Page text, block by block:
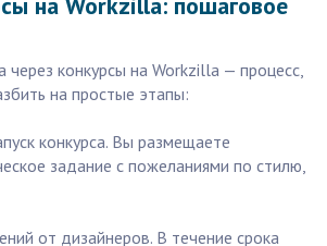
через конкурсы на Workzilla — процесс,
на простые этапы:
конкурса. Вы размещаете
задание с пожеланиями по стилю,
от дизайнеров. В течение срока